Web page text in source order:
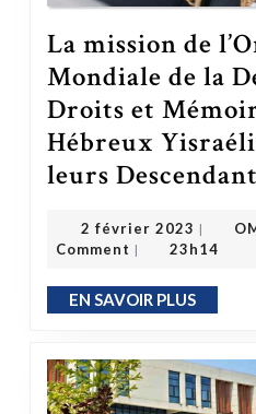
La mission de
Mondiale de la
Droits et
Hébreux
leurs
2 février 2023 2 février 2023
|
Comment | 23h14
EN SAVOIR PLUSEN SAVOIR PLUS